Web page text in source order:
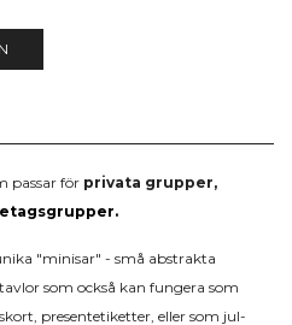
passar för privata grupper,
"minisar" - små abstrakta
som också kan fungera som
presentetiketter, eller som jul-